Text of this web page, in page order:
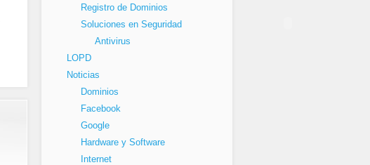
Registro de Dominios
Soluciones en Seguridad
Antivirus
LOPD
Noticias
Dominios
Facebook
Google
Hardware y Software
Internet